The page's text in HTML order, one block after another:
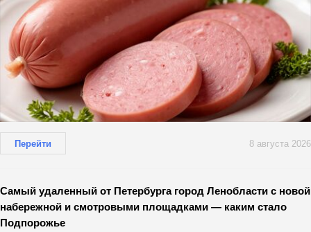
Перейти 8 августа 2026
Самый удаленный от Петербурга город Ленобласти с новой
набережной и смотровыми площадками — каким стало
Подпорожье